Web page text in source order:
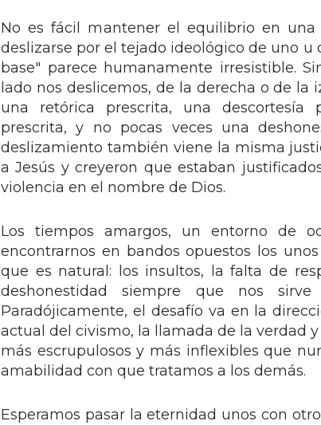
No es fácil mantener el equilibrio en
deslizarse por el tejado ideológico de uno u
base" parece humanamente irresistible.
lado nos deslicemos, de la derecha o de la
una retórica prescrita, una descortesía
prescrita, y no pocas veces una
deslizamiento también viene la misma
a Jesús y creyeron que estaban
violencia en el nombre de Dios.
Los tiempos amargos, un entorno de
encontrarnos en bandos opuestos los
que es natural: los insultos, la falta de
deshonestidad siempre que nos
Paradójicamente, el desafío va en la
actual del civismo, la llamada de la verdad
más escrupulosos y más inflexibles que
amabilidad con que tratamos a los demás.
Esperamos pasar la eternidad unos con